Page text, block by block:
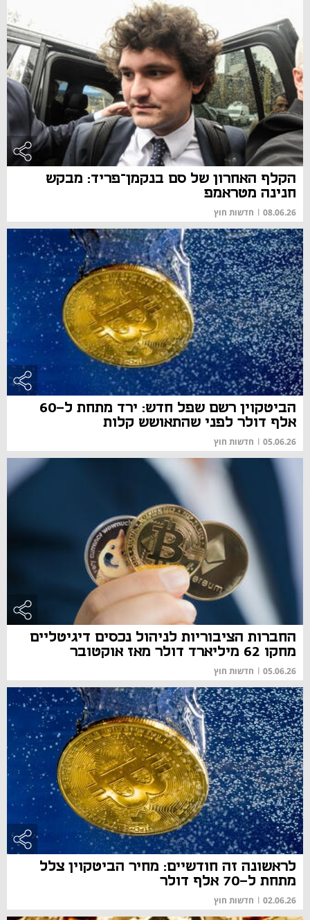
הקלף האחרון של סם בנקמן־פריד: מבקש
חנינה מטראמפ
08.06.26
| חדשות חוץ
הביטקוין רשם שפל חדש: ירד מתחת ל-60
אלף דולר לפני שהתאושש קלות
05.06.26
| חדשות חוץ
החברות הציבוריות לניהול נכסים דיגיטליים
מחקו 62 מיליארד דולר מאז אוקטובר
05.06.26
| חדשות חוץ
לראשונה זה חודשיים: מחיר הביטקוין צלל
מתחת ל-70 אלף דולר
02.06.26
| חדשות חוץ